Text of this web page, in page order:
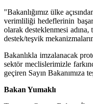
"Bakanlığımız ülke
verimliliği hedeflerinin
olarak desteklenmesi
destek/teşvik
Bakanlıkla imzalanacak
sektör meclislerimizle
geçiren Sayın
Bakan Yumaklı